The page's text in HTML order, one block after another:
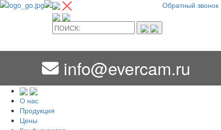
Обратный звонок
info@evercam.ru
О нас
Продукция
Цены